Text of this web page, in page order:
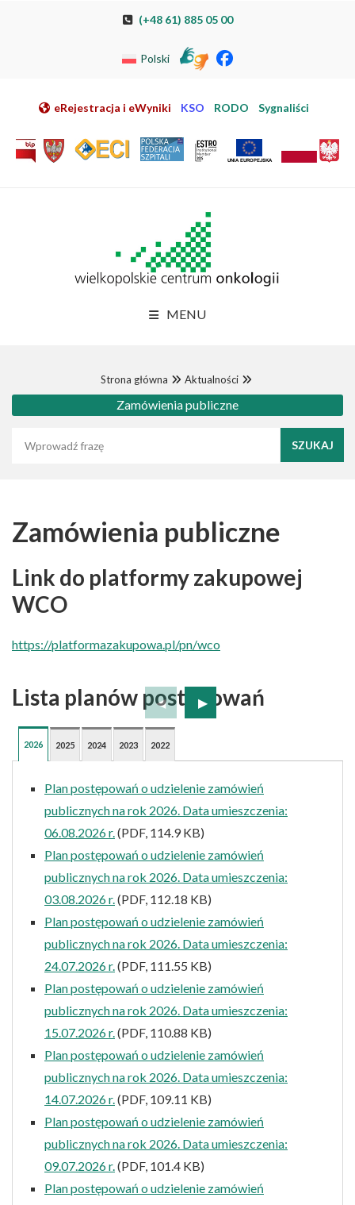
Przeskocz do nawigacji
Przejdź do mapy strony
Przejdź do elektronicznej rejestracji pacjenta
(+48 61) 885 05 00
Polski
eRejestracja i eWyniki KSO RODO Sygnaliści
MENU
Strona główna Aktualności
Zamówienia publiczne
Zamówienia publiczne
Link do platformy zakupowej
WCO
https://platformazakupowa.pl/pn/wco
Lista planów postępowań
2026 2025 2024 2023 2022
Plan postępowań o udzielenie zamówień
publicznych na rok 2026. Data umieszczenia:
06.08.2026 r.(PDF, 114.9 KB)
Plan postępowań o udzielenie zamówień
publicznych na rok 2026. Data umieszczenia:
03.08.2026 r.(PDF, 112.18 KB)
Plan postępowań o udzielenie zamówień
publicznych na rok 2026. Data umieszczenia:
24.07.2026 r.(PDF, 111.55 KB)
Plan postępowań o udzielenie zamówień
publicznych na rok 2026. Data umieszczenia:
15.07.2026 r.(PDF, 110.88 KB)
Plan postępowań o udzielenie zamówień
publicznych na rok 2026. Data umieszczenia:
14.07.2026 r.(PDF, 109.11 KB)
Plan postępowań o udzielenie zamówień
publicznych na rok 2026. Data umieszczenia:
09.07.2026 r.(PDF, 101.4 KB)
Plan postępowań o udzielenie zamówień